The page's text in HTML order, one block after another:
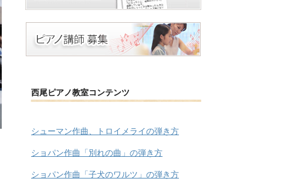
西尾ピアノ教室コンテンツ
シューマン作曲、トロイメライの弾き方
ショパン作曲「別れの曲」の弾き方
ショパン作曲「子犬のワルツ」の弾き方